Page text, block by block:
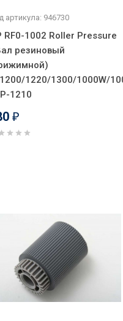
артикула: 946730
RF0-1002 Roller Pressure
резиновый
1220/1300/1000W/
1210
₽